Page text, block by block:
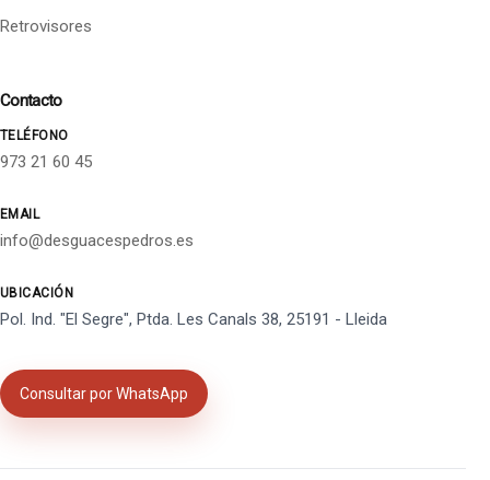
Retrovisores
Contacto
TELÉFONO
973 21 60 45
EMAIL
info@desguacespedros.es
UBICACIÓN
Pol. Ind. "El Segre", Ptda. Les Canals 38, 25191 - Lleida
Consultar por WhatsApp